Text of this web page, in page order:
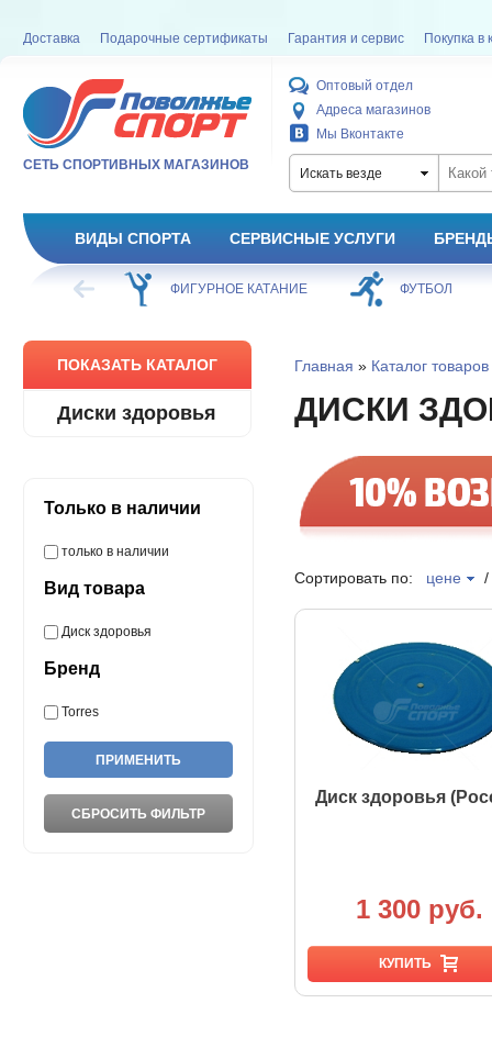
Доставка Подарочные сертификаты Гарантия и сервис Покупка в
СЕТЬ СПОРТИВНЫХ МАГАЗИНОВ
Оптовый отдел
Адреса магазинов
Мы Вконтакте
Искать везде
ВИДЫ СПОРТА СЕРВИСНЫЕ УСЛУГИ
ХОККЕЙ ФИГУРНОЕ КАТАНИЕ ФУТБОЛ
ПОКАЗАТЬ КАТАЛОГ
Диски здоровья
Только в наличии
только в наличии
Вид товара
Диск здоровья
Бренд
Torres
Главная » Каталог товаров
ДИСКИ
Сортировать по: цене
Диск здоровья
1 300 руб.
КУПИТЬ